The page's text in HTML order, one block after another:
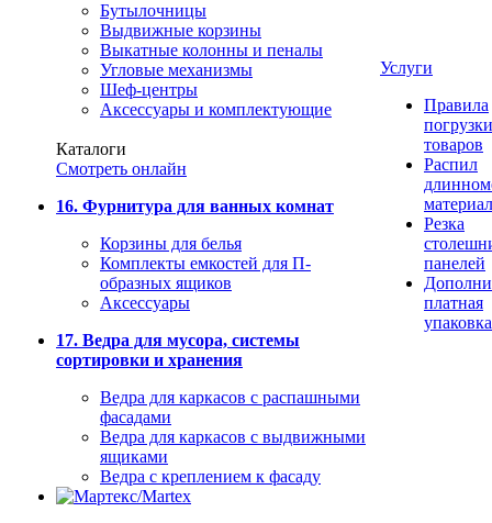
Бутылочницы
Выдвижные корзины
Выкатные колонны и пеналы
Угловые механизмы
Шеф-центры
Аксессуары и комплектующие
Каталоги
Смотреть онлайн
16. Фурнитура для ванных комнат
Корзины для белья
Комплекты емкостей для П-
образных ящиков
Аксессуары
17. Ведра для мусора, системы
сортировки и хранения
Ведра для каркасов с распашными
фасадами
Ведра для каркасов с выдвижными
ящиками
Ведра с креплением к фасаду
Услуги
Правила
погрузки
товаров
Распил
Резка
панелей
платная
упаковка